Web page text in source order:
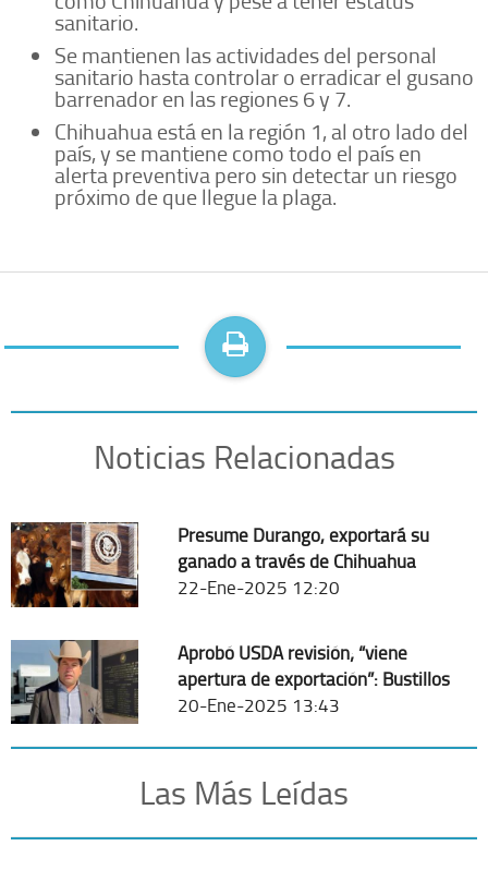
sanitario.
Se mantienen las actividades del personal
sanitario hasta controlar o erradicar el gusano
barrenador en las regiones 6 y 7.
Chihuahua está en la región 1, al otro lado del
país, y se mantiene como todo el país en
alerta preventiva pero sin detectar un riesgo
próximo de que llegue la plaga.
Noticias Relacionadas
Presume Durango, exportará su
ganado a través de Chihuahua
22-Ene-2025 12:20
Aprobó USDA revisión; “viene
apertura de exportación”: Bustillos
20-Ene-2025 13:43
Las Más Leídas